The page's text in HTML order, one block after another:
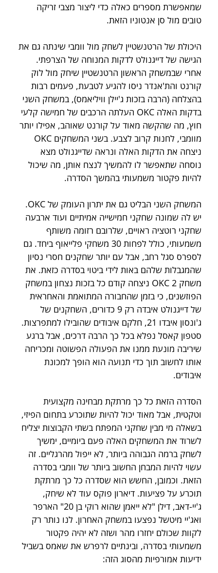
שמאפשרת מספרים כאלה כדי ליצור מצבי זריקה
טובים מול סן אנטוניו הזאת.
היכולת של הרטנשטיין לשחק מול וומבי שינתה גם את
הגישה של דייגנולט לדקות המנוחה של הצרפתי.
אחרי שבמשחק הראשון הרטנשטיין שיחק מול לוק
קורנט והת'אנדר ניסו להגיע לטבעת, פעמים רבות
בהצלחה (הרבה בזכות ג'יילן וויליאמס), במשחק השני
בדקות האלה OKC העלתה הרכבים של חמישה קלעי
חוץ, מה שהקשה מאוד על קורנט שאוהב, אפילו יותר
ניצחה את הדקות האלה ונראה שדייגנולט מצא
נוסחה שתאפשר לו להמשיך לנצח אותן, מה שיכול
להיות פקטור משמעותי בהמשך הסדרה.
המשחק השני הבליט גם את יתרון העומק של OKC.
יש לה שמונה שחקני חמישייה אמיתיים ועוד ארבעה
שחקני רוטציה ראויים, שלרובם רזומה משותף
משמעותי, כולל לפחות 30 משחקי פלייאוף ביחד. גם
לספרס סגל רחב, אבל עם יותר שחקנים חסרי נסיון
שהמגבלות שלהם באות לידי ביטוי בסדרה כזאת. את
משחק 2 OKC ניצחה קודם כל בזכות נצחון במשחק
הפוזשנים, כי בזמן שהחבורה המתואמת והאחראית
של דייגנולט איבדה רק 9 כדורים, השחקנים של
ג'ונסון איבדו 21, חלקם איבודים שהובילו למתפרצות.
סטפון קאסל נפלא בכל כך הרבה דרכים, אבל ברגע
שיריבה מונעת ממנו את הפעולה הפשוטה ומכריחה
אותו לחשוב תוך כדי תנועה הוא הופך למכונת
איבודים.
הסדרה הזאת כל כך מרתקת מבחינה מקצועית
וטקטית, אבל מאוד יכול להיות שתוכרע בתחום הפיזי,
בשאלה מי מבין שחקני המפתח בשתי הקבוצות יצליח
לשרוד את המשחקים האלה פעם ביומיים, ימשיך
לשחק ברמה הגבוהה ביותר, לא ייפול מהרגליים. זה
עשוי להיות המבחן החשוב ביותר של וומבי בסדרה
הזאת. וכמובן, החשש הוא שסדרה כל כך מרתקת
תוכרע על פציעות. דיארון פוקס עוד לא שיחק,
ג'יי-דאב, דילן "לא ייאמן שהוא רוקי בן 20" הארפר
ואג'יי מיטשל נפצעו במשחק האחרון. לנו נותר רק
לקוות שכולם יחזרו מהר ושזה לא יהיה פקטור
משמעותי בסדרה, ובינתיים לרפרש את שאמס בשביל
ידיעות אמורפיות מהסוג הזה: